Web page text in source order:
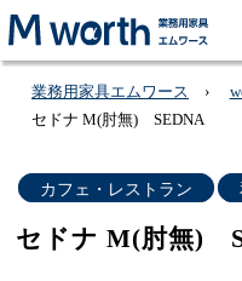
業務用家具エムワース
セドナ M(肘無) SEDNA
カフェ・レストラン
セドナ M(肘無)